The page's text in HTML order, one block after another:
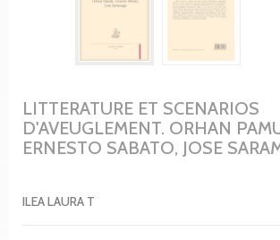
LITTERATURE ET SCENARIOS
D'AVEUGLEMENT. ORHAN
ERNESTO SABATO, JOSE
ILEA LAURA T